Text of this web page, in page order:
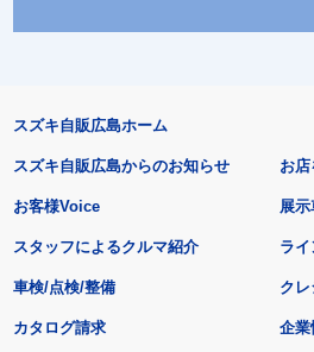
スズキ自販広島ホーム
スズキ自販広島からのお知らせ
お客様Voice
スタッフによるクルマ紹介
お
展
ラ
車検/点検/整備 ク
カタログ請求 企業